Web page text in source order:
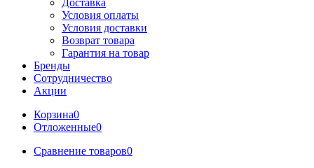
Доставка
Условия оплаты
Условия доставки
Возврат товара
Гарантия на товар
Бренды
Сотрудничество
Акции
Корзина0
Отложенные0
Сравнение товаров0